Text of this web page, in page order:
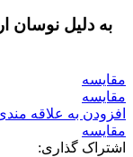
به دلیل نوسان
مقايسه
مقایسه
افزودن به علاقه
مقایسه
اشتراک گذاری: